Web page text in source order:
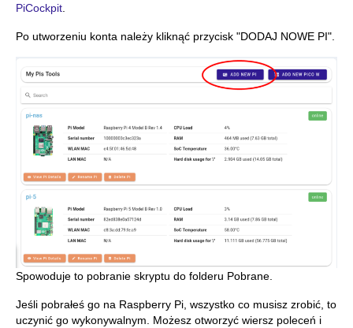
PiCockpit
Po utworzeniu konta należy kliknąć przycisk "DODAJ NOWE PI".
Spowoduje to pobranie skryptu do folderu Pobrane.
Jeśli pobrałeś go na Raspberry Pi, wszystko co musisz zrobić, to
uczynić go wykonywalnym. Możesz otworzyć wiersz poleceń i